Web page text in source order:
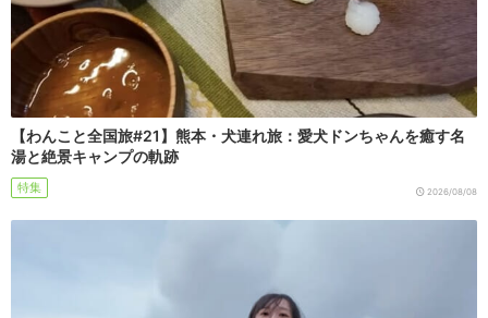
【わんこと全国旅#21】熊本・犬連れ旅：愛犬ドンちゃんを癒す名
湯と絶景キャンプの軌跡
特集 2026/08/08